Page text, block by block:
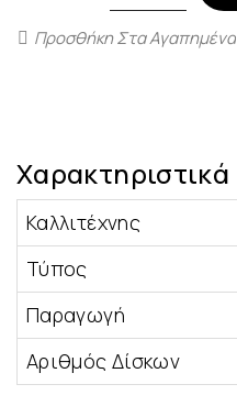
Προσθήκη Στα Αγαπημένα
Χαρακτηριστικά
Καλλιτέχνης
Τύπος
Παραγωγή
Αριθμός Δίσκων